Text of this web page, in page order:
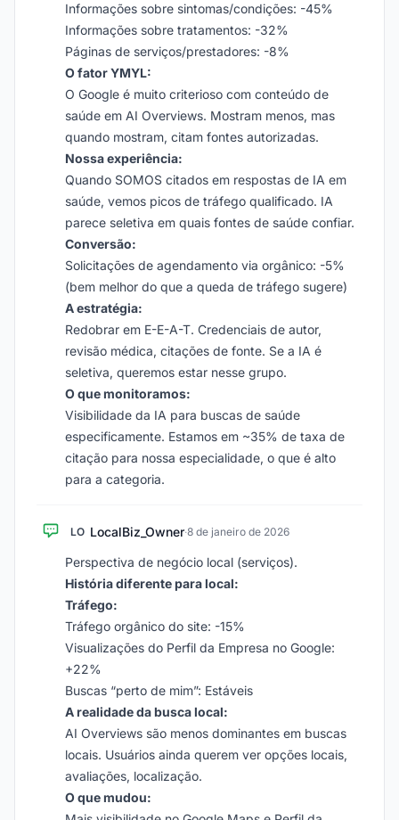
Informações sobre sintomas/condições: -45%
Informações sobre tratamentos: -32%
Páginas de serviços/prestadores: -8%
O fator YMYL:
O Google é muito criterioso com conteúdo de
saúde em AI Overviews. Mostram menos, mas
quando mostram, citam fontes autorizadas.
Nossa experiência:
Quando SOMOS citados em respostas de IA em
saúde, vemos picos de tráfego qualificado. IA
parece seletiva em quais fontes de saúde confiar.
Conversão:
Solicitações de agendamento via orgânico: -5%
(bem melhor do que a queda de tráfego sugere)
A estratégia:
Redobrar em E-E-A-T. Credenciais de autor,
revisão médica, citações de fonte. Se a IA é
seletiva, queremos estar nesse grupo.
O que monitoramos:
Visibilidade da IA para buscas de saúde
especificamente. Estamos em ~35% de taxa de
citação para nossa especialidade, o que é alto
para a categoria.
LO LocalBiz_Owner·8 de janeiro de 2026
Perspectiva de negócio local (serviços).
História diferente para local:
Tráfego:
Tráfego orgânico do site: -15%
Visualizações do Perfil da Empresa no Google:
+22%
Buscas “perto de mim”: Estáveis
A realidade da busca local:
AI Overviews são menos dominantes em buscas
locais. Usuários ainda querem ver opções locais,
avaliações, localização.
O que mudou: